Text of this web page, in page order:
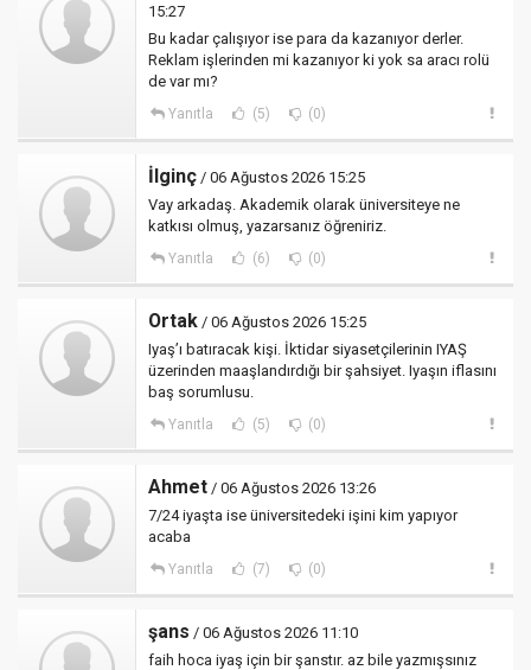
15:27
Bu kadar çalışıyor ise para da kazanıyor derler.
Reklam işlerinden mi kazanıyor ki yok sa aracı rolü
de var mı?
Yanıtla (5) (0)
İlginç / 06 Ağustos 2026 15:25
Vay arkadaş. Akademik olarak üniversiteye ne
katkısı olmuş, yazarsanız öğreniriz.
Yanıtla (6) (0)
Ortak / 06 Ağustos 2026 15:25
Iyaş’ı batıracak kişi. İktidar siyasetçilerinin IYAŞ
üzerinden maaşlandırdığı bir şahsiyet. Iyaşın iflasını
baş sorumlusu.
Yanıtla (5) (0)
Ahmet / 06 Ağustos 2026 13:26
7/24 iyaşta ise üniversitedeki işini kim yapıyor
acaba
Yanıtla (7) (0)
şans / 06 Ağustos 2026 11:10
faih hoca iyaş için bir şanstır. az bile yazmışsınız